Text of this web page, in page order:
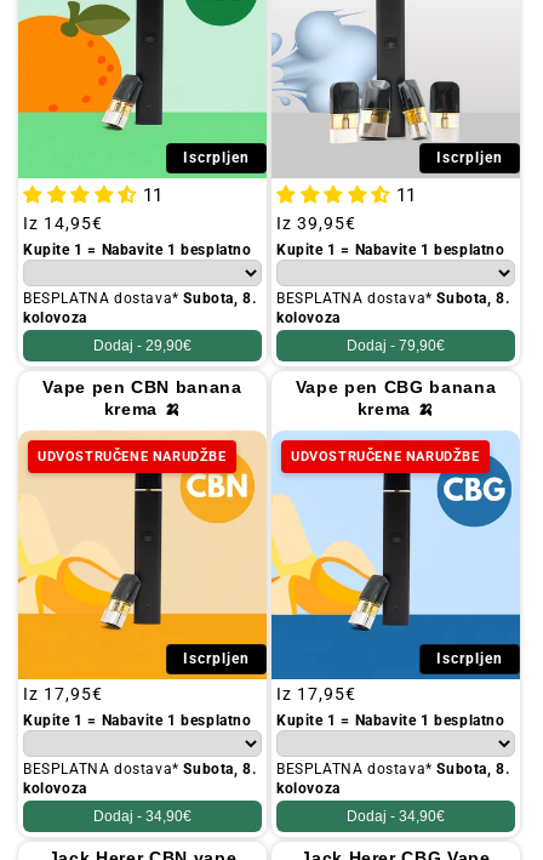
Iscrpljen
11
Redovna
cijena
Iz 14,95€
Kupite 1 = Nabavite 1 besplatno
BESPLATNA dostava*Subota, 8.
kolovoza
Dodaj - 29,90€
Iscrpljen
11
Redovna
cijena
Iz 39,95€
Kupite 1 = Nabavite 1 besplatno
BESPLATNA dostava*Subota, 8.
kolovoza
Dodaj - 79,90€
Vape pen CBN banana
krema 🍌
UDVOSTRUČENE NARUDŽBE
Iscrpljen
Redovna
cijena
Iz 17,95€
Kupite 1 = Nabavite 1 besplatno
BESPLATNA dostava*Subota, 8.
kolovoza
Dodaj - 34,90€
Vape pen CBG banana
krema 🍌
UDVOSTRUČENE NARUDŽBE
Iscrpljen
Redovna
cijena
Iz 17,95€
Kupite 1 = Nabavite 1 besplatno
BESPLATNA dostava*Subota, 8.
kolovoza
Dodaj - 34,90€